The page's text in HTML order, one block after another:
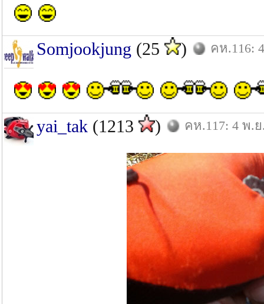
Somjookjung (25 ) คห.116:
yai_tak (1213 ) คห.117: 4 พ.ย